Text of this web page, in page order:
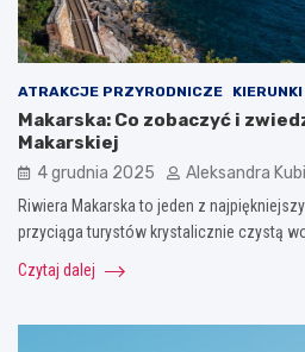
ATRAKCJE PRZYRODNICZE KIERUNKI
Makarska: Co zobaczyć i
Makarskiej
4 grudnia 2025 Aleksandra
Riwiera Makarska to jeden z
przyciąga turystów krystalicznie czystą
Czytaj dalej